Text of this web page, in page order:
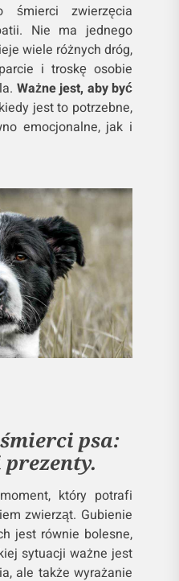
śmierci zwierzęcia
Nie ma jednego
wiele różnych dróg,
i troskę osobie
Ważne jest, aby być
kiedy jest to potrzebne,
emocjonalne, jak i
psa:
prezenty.
który potrafi
zwierząt. Gubienie
jest równie bolesne,
sytuacji ważne jest
ale także wyrażanie